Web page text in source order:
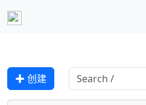
✚ 创建